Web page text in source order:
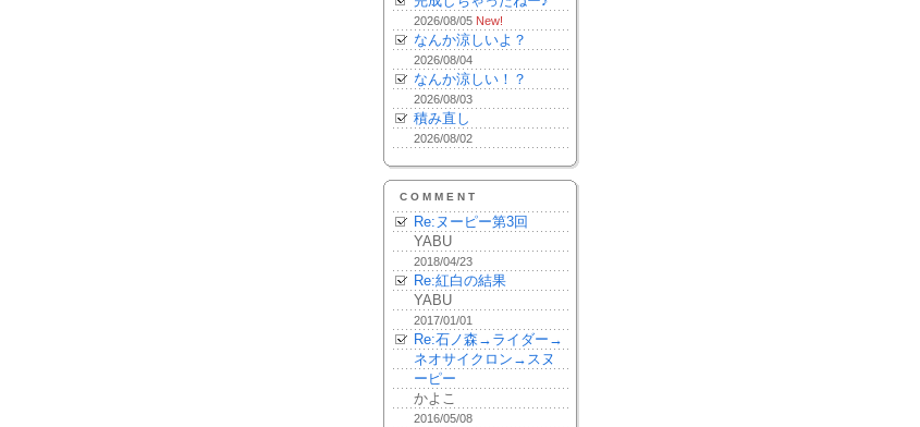
2026/08/05 New!
なんか涼しいよ？
2026/08/04
なんか涼しい！？
2026/08/03
積み直し
2026/08/02
COMMENT
Re:ヌーピー第3回
YABU
2018/04/23
Re:紅白の結果
YABU
2017/01/01
Re:石ノ森→ライダー→
ネオサイクロン→スヌ
ーピー
かよこ
2016/05/08